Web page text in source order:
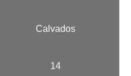
Calvados
14